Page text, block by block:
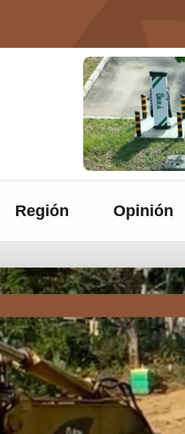
Región Opinión